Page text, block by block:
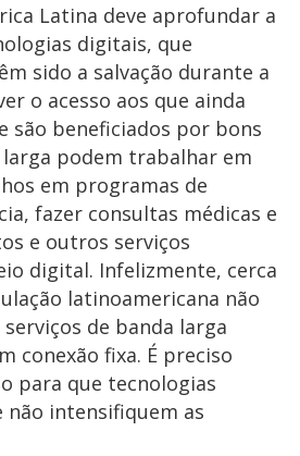
Latina deve aprofundar a
digitais, que
sido a salvação durante a
o acesso aos que ainda
são beneficiados por bons
podem trabalhar em
em programas de
fazer consultas médicas e
e outros serviços
digital. Infelizmente, cerca
latinoamericana não
de banda larga
conexão fixa. É preciso
para que tecnologias
intensifiquem as